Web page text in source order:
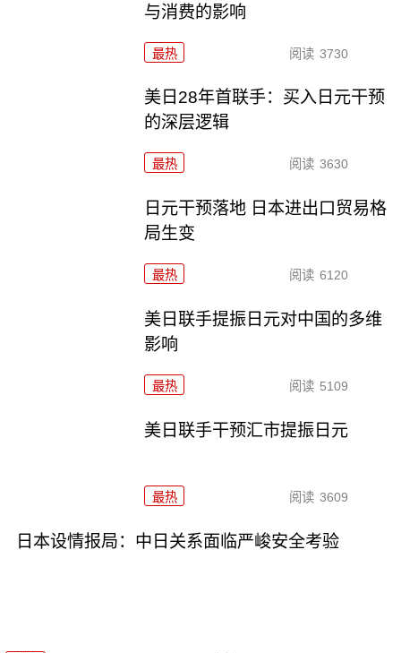
与消费的影响
最热 阅读 3730
美日28年首联手：买入日元干预
的深层逻辑
最热 阅读 3630
日元干预落地 日本进出口贸易格
局生变
最热 阅读 6120
美日联手提振日元对中国的多维
影响
最热 阅读 5109
美日联手干预汇市提振日元
最热 阅读 3609
日本设情报局：中日关系面临严峻安全考验